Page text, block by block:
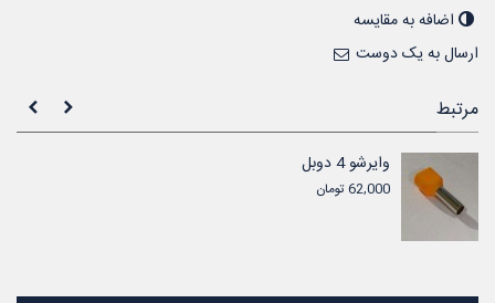
اضافه به مقایسه
ارسال به یک دوست
مرتبط
وایرشو 4 دوبل
62,000 تومان